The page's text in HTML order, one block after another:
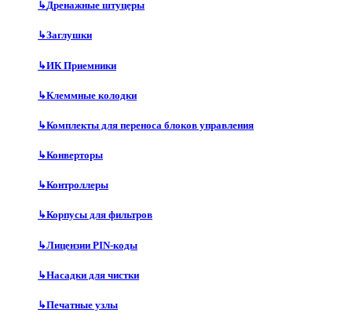
↳Дренажные штуцеры
↳Заглушки
↳ИК Приемники
↳Клеммные колодки
↳Комплекты для переноса блоков управления
↳Конверторы
↳Контроллеры
↳Корпусы для фильтров
↳Лицензии PIN-коды
↳Насадки для чистки
↳Печатные узлы